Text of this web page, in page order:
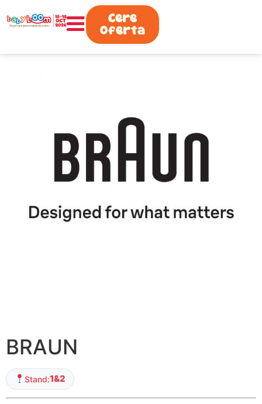
0730.808.038 Cere
Oferta
BRAUN
Stand:1&2